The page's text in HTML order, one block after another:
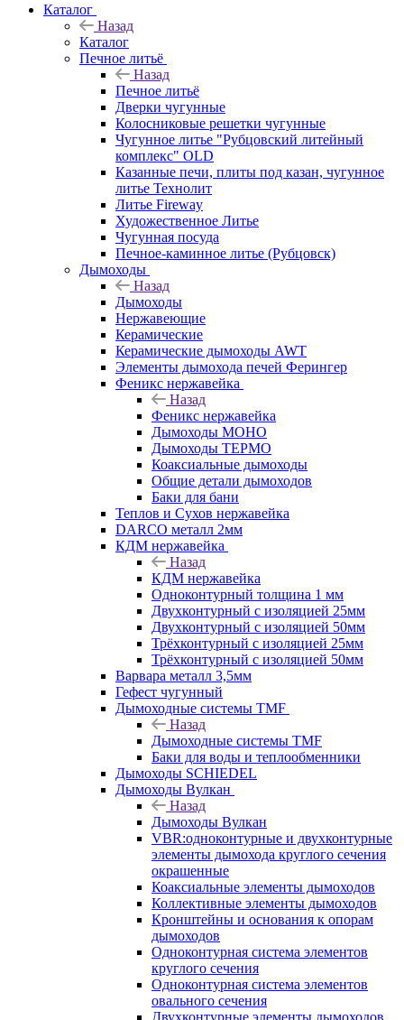
Каталог
Назад
Каталог
Печное литьё
Назад
Печное литьё
Дверки чугунные
Колосниковые решетки чугунные
Чугунное литье "Рубцовский литейный
комплекс" OLD
Казанные печи, плиты под казан, чугунное
литье Технолит
Литье Fireway
Художественное Литье
Чугунная посуда
Печное-каминное литье (Рубцовск)
Дымоходы
Назад
Дымоходы
Нержавеющие
Керамические
Керамические дымоходы AWT
Элементы дымохода печей Ферингер
Феникс нержавейка
Назад
Феникс нержавейка
Дымоходы МОНО
Дымоходы ТЕРМО
Коаксиальные дымоходы
Общие детали дымоходов
Баки для бани
Теплов и Сухов нержавейка
DARCO металл 2мм
КДМ нержавейка
Назад
КДМ нержавейка
Одноконтурный толщина 1 мм
Двухконтурный с изоляцией 25мм
Двухконтурный с изоляцией 50мм
Трёхконтурный с изоляцией 25мм
Трёхконтурный с изоляцией 50мм
Варвара металл 3,5мм
Гефест чугунный
Дымоходные системы TMF
Назад
Дымоходные системы TMF
Баки для воды и теплообменники
Дымоходы SCHIEDEL
Дымоходы Вулкан
Назад
Дымоходы Вулкан
VBR:одноконтурные и двухконтурные
элементы дымохода круглого сечения
окрашенные
Коаксиальные элементы дымоходов
Коллективные элементы дымоходов
Кронштейны и основания к опорам
дымоходов
Одноконтурная система элементов
круглого сечения
Одноконтурная система элементов
овального сечения
Двухконтурные элементы дымоходов